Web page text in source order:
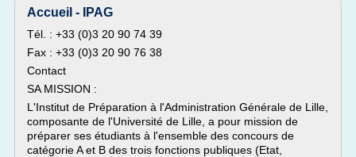
Accueil - IPAG
Tél. : +33 (0)3 20 90 74 39
Fax : +33 (0)3 20 90 76 38
Contact
SA MISSION :
L'Institut de Préparation à l'Administration Générale de Lille,
composante de l'Université de Lille, a pour mission de
préparer ses étudiants à l'ensemble des concours de
catégorie A et B des trois fonctions publiques (Etat,